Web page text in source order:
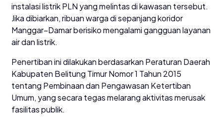
instalasi listrik PLN yang melintas di kawasan tersebut.
Jika dibiarkan, ribuan warga di sepanjang koridor
Manggar–Damar berisiko mengalami gangguan layanan
air dan listrik.
Penertiban ini dilakukan berdasarkan Peraturan Daerah
Kabupaten Belitung Timur Nomor 1 Tahun 2015
tentang Pembinaan dan Pengawasan Ketertiban
Umum, yang secara tegas melarang aktivitas merusak
fasilitas publik.